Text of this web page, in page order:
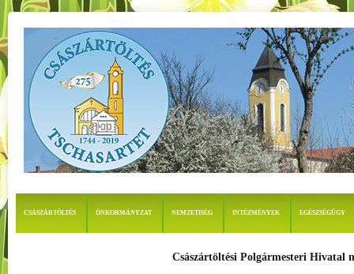
CSÁSZÁRTÖLTÉS ÖNKORMÁNYZAT NEMZETISÉG INTÉZMÉNYEK EGÉSZSÉGÜGY
Császártöltési Polgármesteri Hivatal